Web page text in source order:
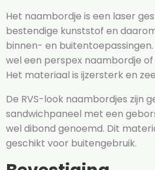
Het naambordje is een laser
bestendige kunststof en
binnen- en
wel een perspex naambordje
Het materiaal is ijzersterk en
De RVS-look naambordjes zijn
sandwichpaneel met een
wel dibond genoemd. Dit
geschikt voor buitengebruik.